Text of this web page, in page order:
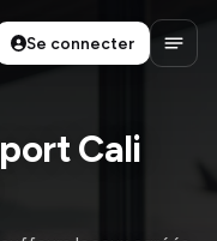
Se connecter
Cali